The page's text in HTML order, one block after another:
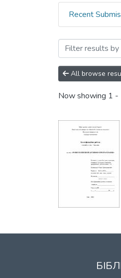
Recent
Browsing
All browse
Now showing 1 -